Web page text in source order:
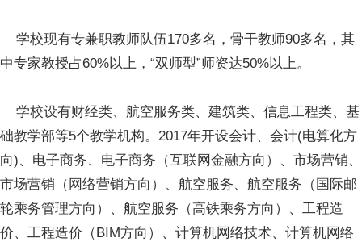
学校现有专兼职教师队伍170多名，骨干教师90多名，其
中专家教授占60%以上，“双师型”师资达50%以上。
学校设有财经类、航空服务类、建筑类、信息工程类、基
础教学部等5个教学机构。2017年开设会计、会计(电算化方
向)、电子商务、电子商务（互联网金融方向）、市场营销、
市场营销（网络营销方向）、航空服务、航空服务（国际邮
轮乘务管理方向）、航空服务（高铁乘务方向）、工程造
价、工程造价（BIM方向）、计算机网络技术、计算机网络